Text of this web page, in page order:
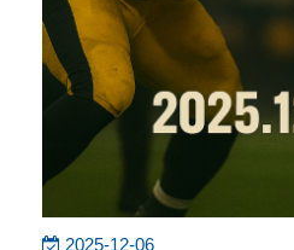
2025-12-06